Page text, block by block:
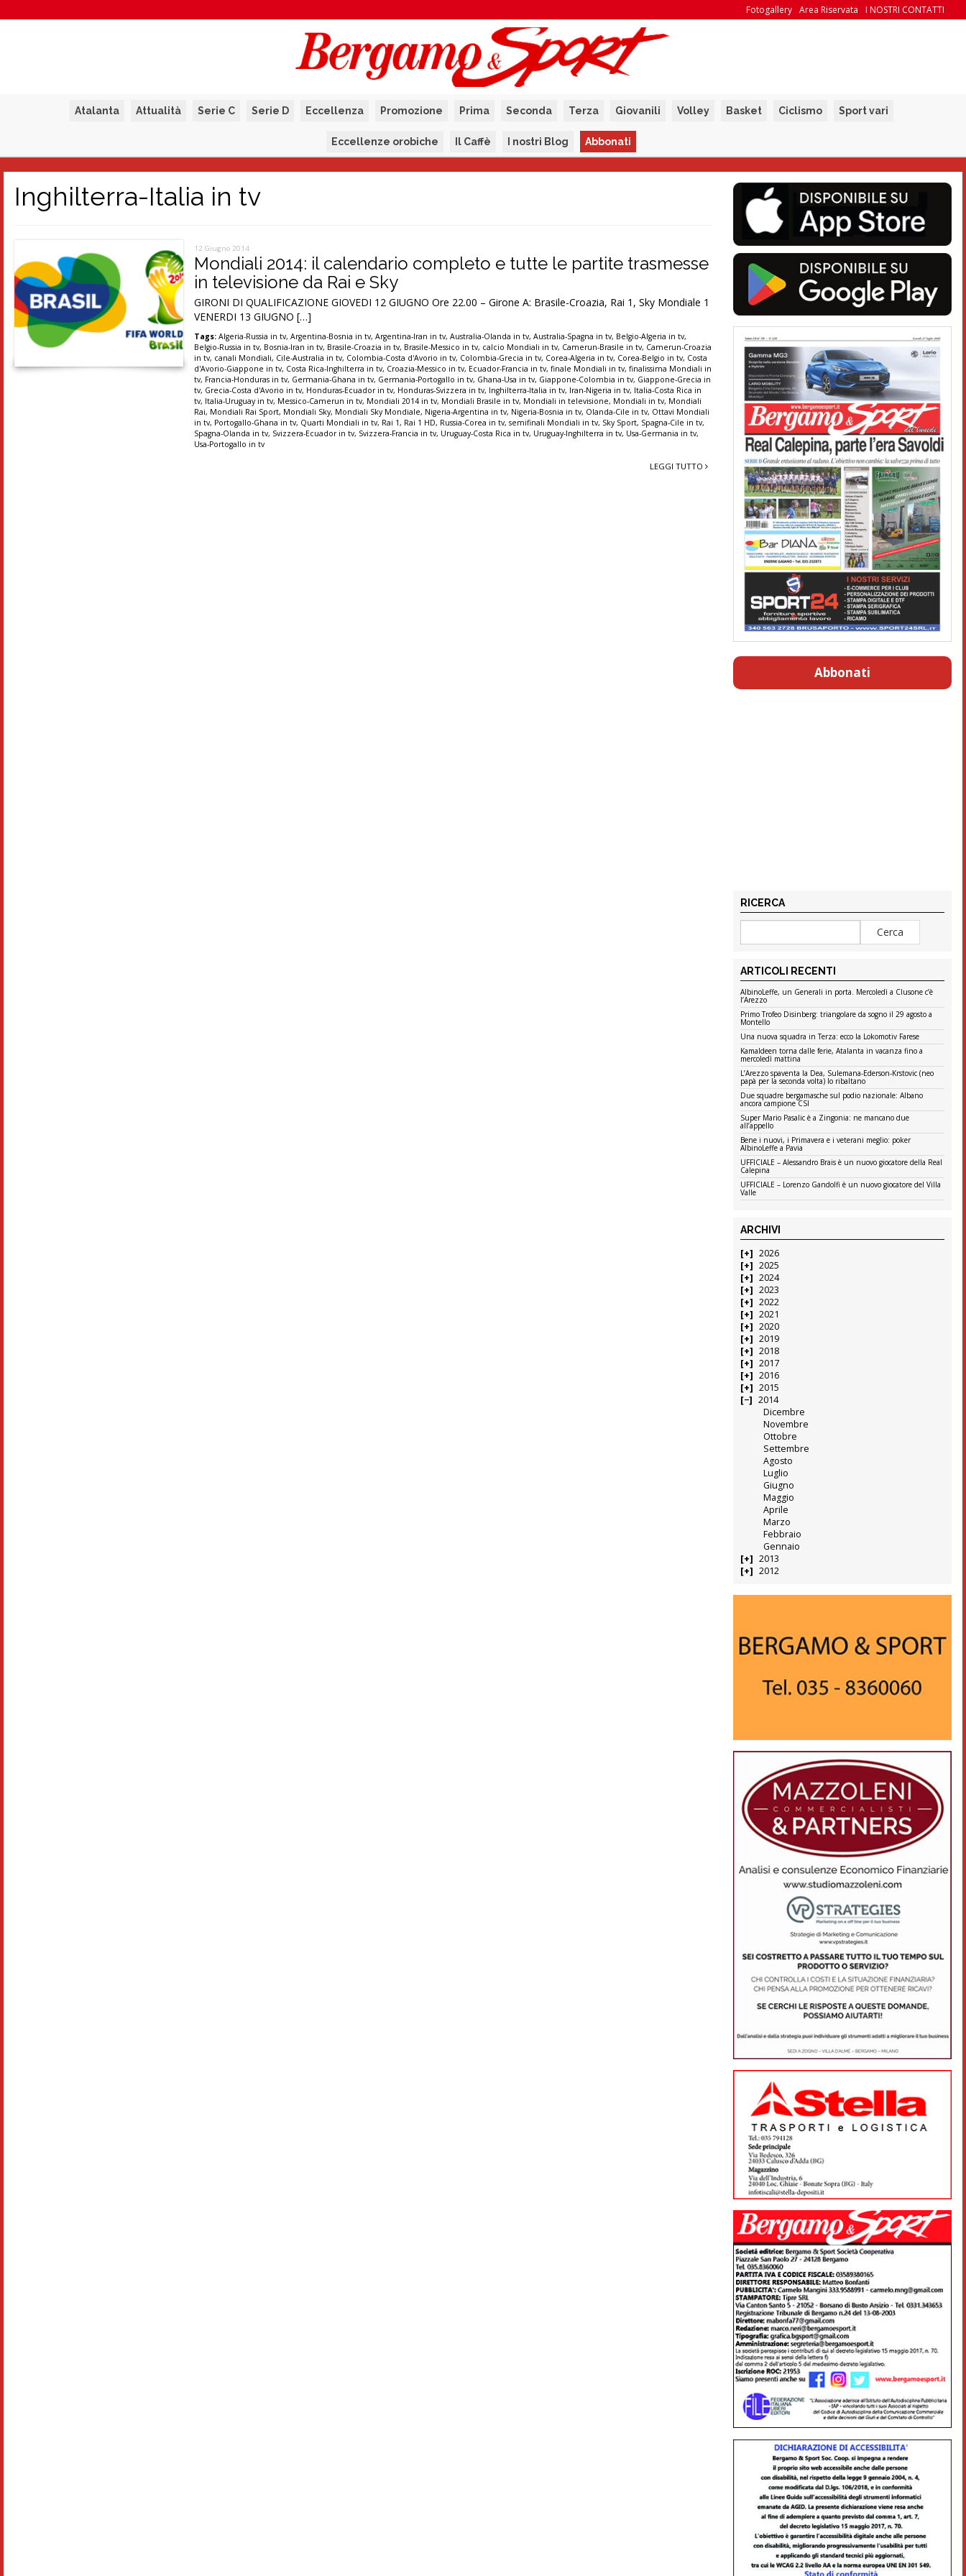
I NOSTRI CONTATTI
Area Riservata
Fotogallery
Atalanta Attualità Serie C Serie D Eccellenza Promozione Prima Seconda Terza Giovanili Volley Basket Ciclismo Sport vari
Eccellenze orobiche Il Caffè I nostri Blog Abbonati
Inghilterra-Italia in tv
12 Giugno 2014
Mondiali 2014: il calendario completo e tutte le partite trasmesse
in televisione da Rai e Sky
GIRONI DI QUALIFICAZIONE GIOVEDI 12 GIUGNO Ore 22.00 – Girone A: Brasile-Croazia, Rai 1, Sky Mondiale 1
VENERDI 13 GIUGNO […]
Tags: Algeria-Russia in tv,Argentina-Bosnia in tv,Argentina-Iran in tv,Australia-Olanda in tv,Australia-Spagna in tv, Belgio-Algeria in tv,
Belgio-Russia in tv, Bosnia-Iran in tv, Brasile-Croazia in tv, Brasile-Messico in tv, calcio Mondiali in tv, Camerun-Brasile in tv, Camerun-Croazia
in tv, canali Mondiali, Cile-Australia in tv, Colombia-Costa d'Avorio in tv, Colombia-Grecia in tv, Corea-Algeria in tv, Corea-Belgio in tv, Costa
d'Avorio-Giappone in tv, Costa Rica-Inghilterra in tv, Croazia-Messico in tv, Ecuador-Francia in tv,finale Mondiali in tv,finalissima Mondiali in
tv, Francia-Honduras in tv, Germania-Ghana in tv, Germania-Portogallo in tv, Ghana-Usa in tv, Giappone-Colombia in tv, Giappone-Grecia in
tv, Grecia-Costa d'Avorio in tv, Honduras-Ecuador in tv, Honduras-Svizzera in tv, Inghilterra-Italia in tv, Iran-Nigeria in tv, Italia-Costa Rica in
tv, Italia-Uruguay in tv, Messico-Camerun in tv, Mondiali 2014 in tv, Mondiali Brasile in tv, Mondiali in televisione, Mondiali in tv, Mondiali
Rai, Mondiali Rai Sport, Mondiali Sky, Mondiali Sky Mondiale, Nigeria-Argentina in tv, Nigeria-Bosnia in tv, Olanda-Cile in tv, Ottavi Mondiali
in tv, Portogallo-Ghana in tv, Quarti Mondiali in tv, Rai 1, Rai 1 HD, Russia-Corea in tv,semifinali Mondiali in tv, Sky Sport, Spagna-Cile in tv,
Spagna-Olanda in tv, Svizzera-Ecuador in tv, Svizzera-Francia in tv, Uruguay-Costa Rica in tv, Uruguay-Inghilterra in tv, Usa-Germania in tv,
Usa-Portogallo in tv
LEGGI TUTTO
Abbonati
RICERCA
ARTICOLI RECENTI
AlbinoLeffe, un Generali in porta. Mercoledì a Clusone c’è
l’Arezzo
Primo Trofeo Disinberg: triangolare da sogno il 29 agosto a
Montello
Una nuova squadra in Terza: ecco la Lokomotiv Farese
Kamaldeen torna dalle ferie, Atalanta in vacanza fino a
mercoledì mattina
L’Arezzo spaventa la Dea, Sulemana-Ederson-Krstovic (neo
papà per la seconda volta) lo ribaltano
Due squadre bergamasche sul podio nazionale: Albano
ancora campione CSI
Super Mario Pasalic è a Zingonia: ne mancano due
all’appello
Bene i nuovi, i Primavera e i veterani meglio: poker
AlbinoLeffe a Pavia
UFFICIALE – Alessandro Brais è un nuovo giocatore della Real
Calepina
UFFICIALE – Lorenzo Gandolfi è un nuovo giocatore del Villa
Valle
ARCHIVI
2026
2025
2024
2023
2022
2021
2020
2019
2018
2017
2016
2015
2014
Dicembre
Novembre
Ottobre
Settembre
Agosto
Luglio
Giugno
Maggio
Aprile
Marzo
Febbraio
Gennaio
2013
2012